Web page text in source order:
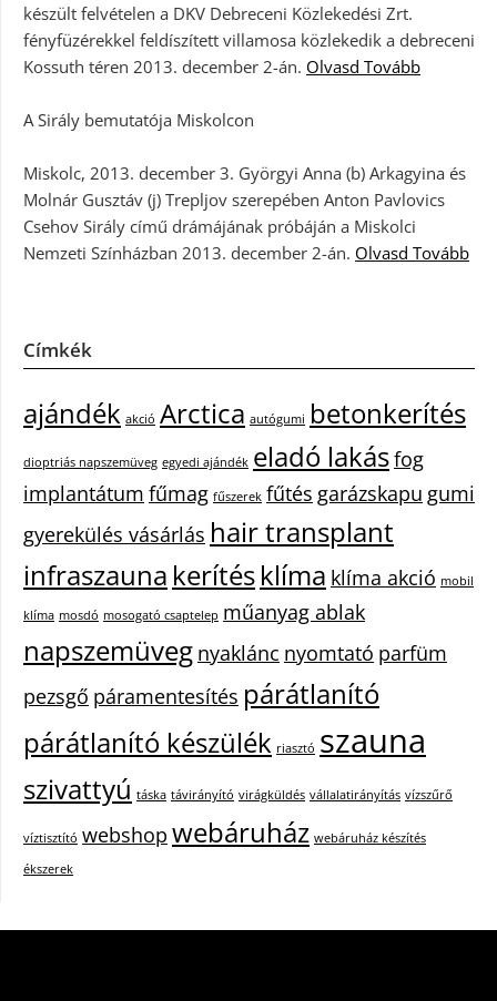
készült felvételen a DKV Debreceni Közlekedési Zrt.
fényfüzérekkel feldíszített villamosa közlekedik a debreceni
Kossuth téren 2013. december 2-án. Olvasd Tovább
A Sirály bemutatója Miskolcon
Miskolc, 2013. december 3. Györgyi Anna (b) Arkagyina és
Molnár Gusztáv (j) Trepljov szerepében Anton Pavlovics
Csehov Sirály című drámájának próbáján a Miskolci
Nemzeti Színházban 2013. december 2-án. Olvasd Tovább
Címkék
ajándék akció Arctica autógumi betonkerítés
dioptriás napszemüveg egyedi ajándék eladó lakásfog
implantátum fűmag fűszerek fűtés garázskapu gumi
gyerekülés vásárlás hair transplant
infraszauna kerítésklíma klíma akció mobil
klíma mosdó mosogató csaptelep műanyag ablak
napszemüveg nyaklánc nyomtató parfüm
pezsgő páramentesítés párátlanító
párátlanító készülék riasztó szauna
szivattyú táska távirányító virágküldés vállalatirányítás vízszűrő
víztisztító webshop webáruház webáruház készítés
ékszerek